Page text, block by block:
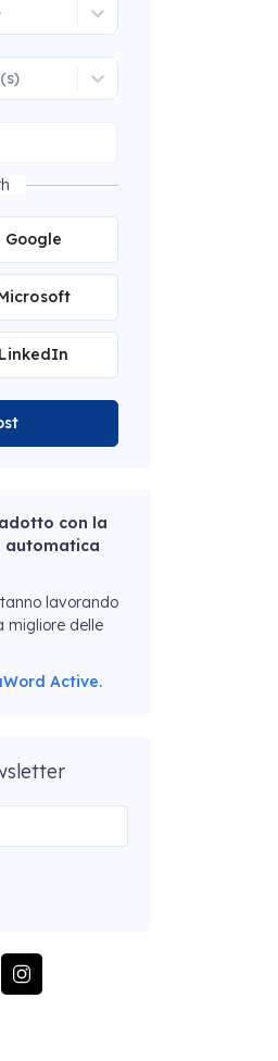
con la
automatica
lavorando
migliore delle
Active.